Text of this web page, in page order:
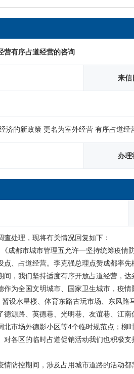
营有序占道经营的咨询
来信
济的新政策 更名为室外经营 有序占道
办理
处理，现将有关情况回复如下：
成都市城市管理五允许一坚持统筹疫
点、占道经营。李克强总理点赞成都率
间，我们坚持适度有序开放占道经营，
作为全国文明城市、国家卫生城市，疫
暂设水星楼、体育东路古玩市场、东风
德源路、英德巷、光明巷、友谊巷、江
北市场外德影小区等4个临时规范点；
对各区的临时占道促销活动我们也积极
情防控期间，涉及占用城市道路的活动